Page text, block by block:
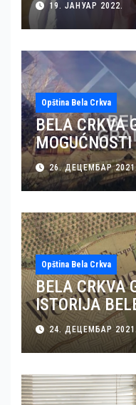
19. ЈАНУАР 2022.
Opština Bela Crkva
BELA CRKVA
MOGUĆNOSTI
TURIZMA U
26. ДЕЦЕМБАР
Opština Bela Crkva
BELA CRKVA
ISTORIJA
24. ДЕЦЕМБАР 2021.